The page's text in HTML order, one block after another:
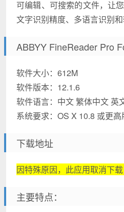
可编辑、可搜索的文件，让
文字识别精度、多语言识别
ABBYY FineReader Pro
软件大小：612M
软件版本：12.1.6
软件语言：中文 繁体中文 英
系统要求：OS X 10.8 或更高
下载地址
因特殊原因，此应用取消下
主要特点：